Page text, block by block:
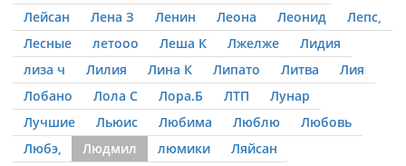
Лейсан
Лена З Ленин Леона Леонид
Лепс,
Лесные
летооо Леша К Лжелже
Лидия
лиза ч
Лилия Лина К Липато Литва
Лия
Лобано
Лола С Лора.Б ЛТП
Лунар
Лучшие
Льюис Любима Люблю
Любовь
Любэ,
Людмил люмики Ляйсан